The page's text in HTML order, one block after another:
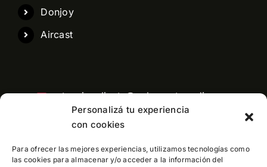
Personalizá tu experiencia
con cookies
Para ofrecer las mejores experiencias, utilizamos tecnologías como
las cookies para almacenar y/o acceder a la información del
Donjoy
Aircast
atencioncliente@pelaezortopedia.com
Central telefonica: 11 3991-6760